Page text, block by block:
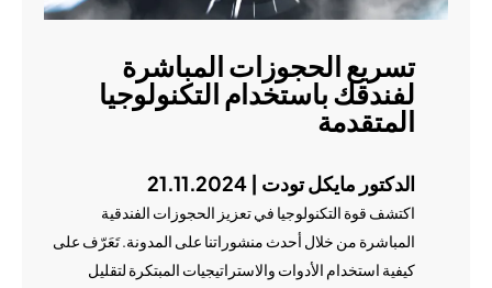
تسريع الحجوزات المباشرة
لفندقك باستخدام التكنولوجيا
المتقدمة
الدكتور مايكل تودت | 21.11.2024
اكتشف قوة التكنولوجيا في تعزيز الحجوزات الفندقية
المباشرة من خلال أحدث منشوراتنا على المدونة. تَعَرّف على
كيفية استخدام الأدوات والاستراتيجيات المبتكرة لتقليل